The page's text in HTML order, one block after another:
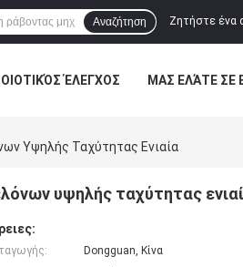
Ζητήστε ένα
Αναζήτηση
ΈΛΕΓΧΟΣ ΜΑΣ ΕΛΆΤΕ ΣΕ
Υψηλής Ταχύτητας Ενιαία
υψηλής ταχύτητας
Dongguan, Κίνα